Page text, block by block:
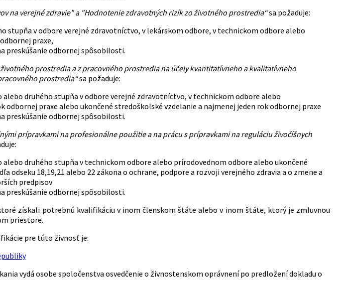
na verejné zdravie" a "Hodnotenie zdravotných rizík zo životného prostredia“sa požaduje:
stupňa v odbore verejné zdravotníctvo, v lekárskom odbore, v technickom odbore alebo
praxe,
preskúšanie odbornej spôsobilosti.
prostredia a z pracovného prostredia na účely kvantitatívneho a kvalitatívneho
prostredia“sa požaduje:
alebo druhého stupňa v odbore verejné zdravotníctvo, v technickom odbore alebo
odbornej praxe alebo ukončené stredoškolské vzdelanie a najmenej jeden rok odbornej praxe
preskúšanie odbornej spôsobilosti.
prípravkami na profesionálne použitie a na prácu s prípravkami na reguláciu živočíšnych
alebo druhého stupňa v technickom odbore alebo prírodovednom odbore alebo ukončené
odseku 18,19,21 alebo 22 zákona o ochrane, podpore a rozvoji verejného zdravia a o zmene a
predpisov
preskúšanie odbornej spôsobilosti.
získali potrebnú kvalifikáciu v inom členskom štáte alebo v inom štáte, ktorý je zmluvnou
priestore.
pre túto živnosť je:
vydá osobe spoločenstva osvedčenie o živnostenskom oprávnení po predložení dokladu o